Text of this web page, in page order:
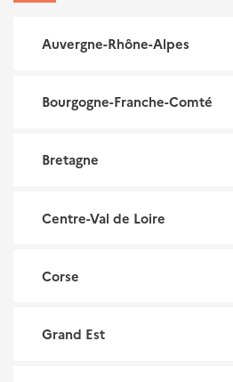
Auvergne-Rhône-Alpes
Bourgogne-Franche-Comté
Bretagne
Centre-Val de Loire
Corse
Grand Est